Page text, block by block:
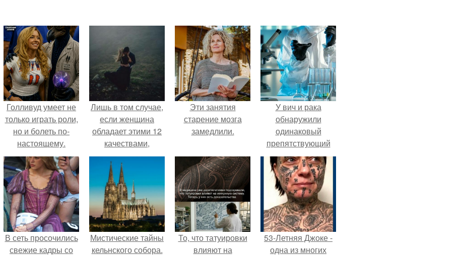
Голливуд умеет не
только играть роли,
но и болеть по-
настоящему.
Лишь в том случае,
если женщина
обладает этими 12
качествами,
никогда не
отпускайте ее!
Эти занятия
старение мозга
замедлили.
У вич и рака
обнаружили
одинаковый
препятствующий
лечению механизм.
В сеть просочились
свежие кадры со
Мистические тайны
кельнского собора.
То, что татуировки
влияют на
53-Летняя Джоке -
одна из многих